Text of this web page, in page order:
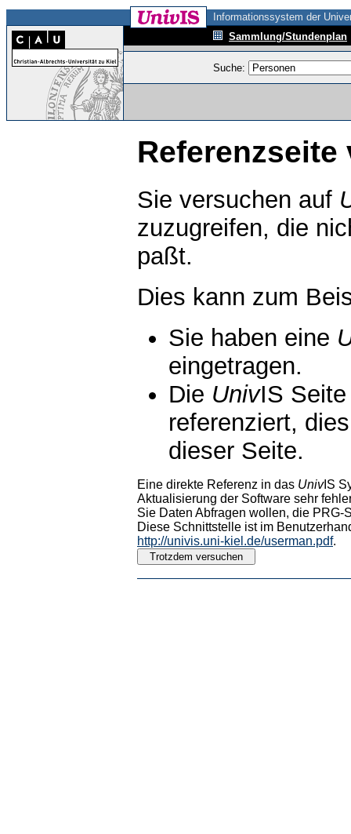
Informationssystem der
Sammlung/Stundenplan
Suche:
Referenzseite
Sie versuchen auf
zuzugreifen, die
paßt.
Dies kann zum
Sie haben eine
eingetragen.
Die UnivIS
referenziert,
dieser Seite.
Eine direkte Referenz in das UnivIS
Aktualisierung der Software sehr
Sie Daten Abfragen wollen, die PRG-
Diese Schnittstelle ist im
http://univis.uni-kiel.de/userman.pdf.